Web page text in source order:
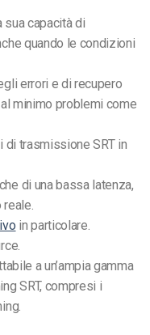
sua capacità di
quando le condizioni
errori e di recupero
minimo problemi come
di trasmissione SRT in
di una bassa latenza,
reale.
in particolare.
a un’ampia gamma
SRT, compresi i